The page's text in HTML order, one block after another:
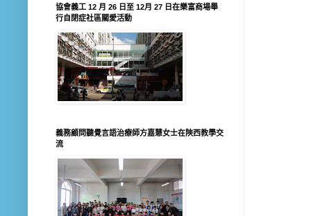
協會義工 12 月 26 日至 12月 27 日在樂富商場舉
行自閉症社區關愛活動
義務顧問聽覺言語治療師方嘉慧女士在陝西教學交
流